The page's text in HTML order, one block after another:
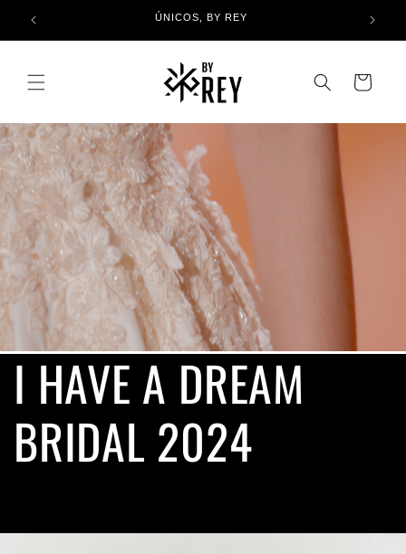
directamente
ENVIO GRATIS
Carrito
I HAVE A DREAM
BRIDAL 2024